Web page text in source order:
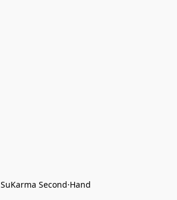
SuKarma Second·Hand